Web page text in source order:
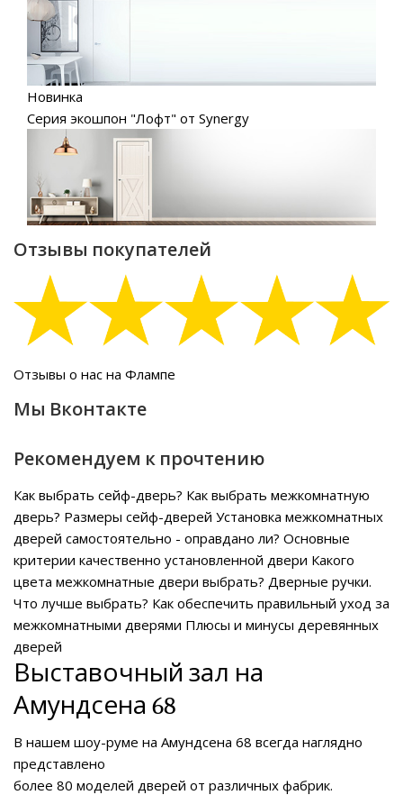
Новинка
Серия экошпон "Лофт" от Synergy
Отзывы покупателей
Отзывы о нас на Флампе
Мы Вконтакте
Рекомендуем к прочтению
Как выбрать сейф-дверь? Как выбрать межкомнатную
дверь? Размеры сейф-дверей Установка межкомнатных
дверей самостоятельно - оправдано ли? Основные
критерии качественно установленной двери Какого
цвета межкомнатные двери выбрать? Дверные ручки.
Что лучше выбрать? Как обеспечить правильный уход за
межкомнатными дверями Плюсы и минусы деревянных
дверей
Выставочный зал на
Амундсена 68
В нашем шоу-руме на Амундсена 68 всегда наглядно
представлено
более 80 моделей дверей от различных фабрик.